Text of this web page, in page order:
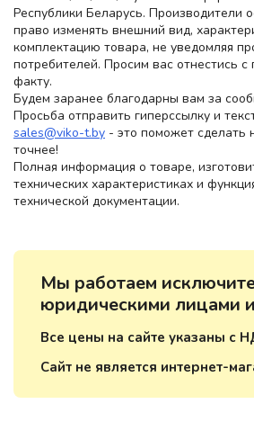
Республики Беларусь. Производители
право изменять внешний вид,
комплектацию товара, не уведомляя
потребителей. Просим вас отнестись
факту.
Будем заранее благодарны вам за
Просьба отправить гиперссылку и
sales@viko-t.by - это поможет сделать
точнее!
Полная информация о товаре,
технических характеристиках и
технической документации.
Мы работаем
юридическими лицами
Все цены на сайте указаны с
Сайт не является интернет-